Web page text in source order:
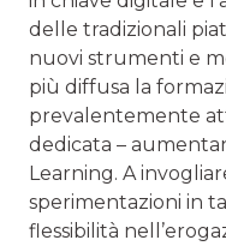
delle tradizionali
nuovi strumenti e
più diffusa la
prevalentemente
dedicata –
Learning. A
sperimentazioni in
flessibilità